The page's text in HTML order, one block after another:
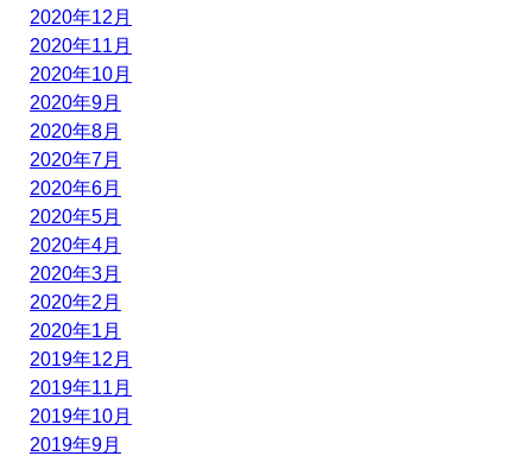
2020年12月
2020年11月
2020年10月
2020年9月
2020年8月
2020年7月
2020年6月
2020年5月
2020年4月
2020年3月
2020年2月
2020年1月
2019年12月
2019年11月
2019年10月
2019年9月